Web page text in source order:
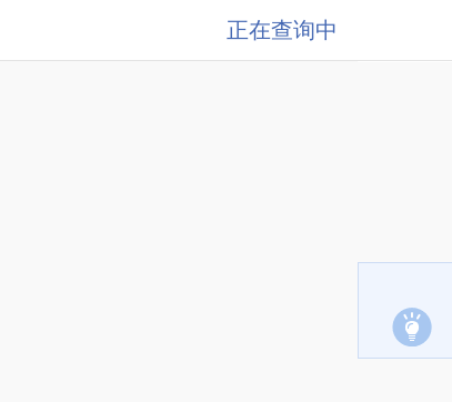
正在查询中